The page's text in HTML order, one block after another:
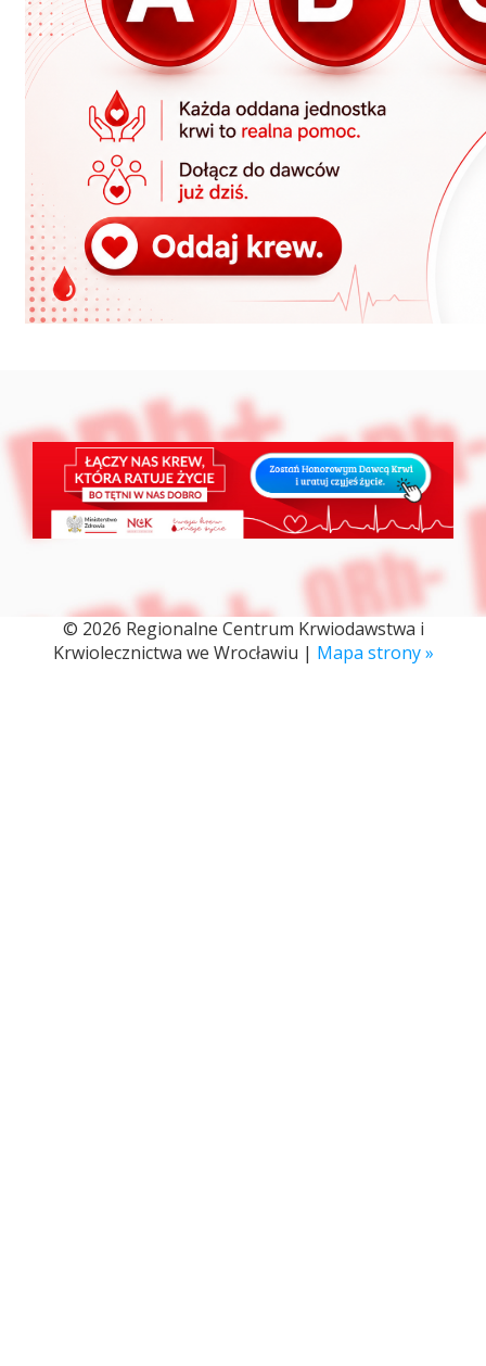
© 2026 Regionalne Centrum Krwiodawstwa i
Krwiolecznictwa we Wrocławiu | Mapa strony »